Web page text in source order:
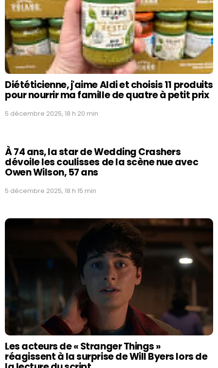
Diététicienne, j'aime Aldi et choisis 11 produits
pour nourrir ma famille de quatre à petit prix
5 décembre 2025, 18 h 20 min
À 74 ans, la star de Wedding Crashers
dévoile les coulisses de la scène nue avec
Owen Wilson, 57 ans
5 décembre 2025, 18 h 15 min
Les acteurs de « Stranger Things »
réagissent à la surprise de Will Byers lors de